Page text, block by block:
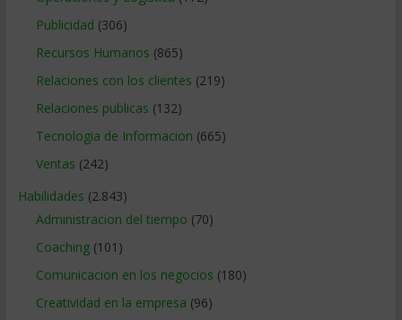
Publicidad (306)
Recursos Humanos (865)
Relaciones con los clientes (219)
Relaciones publicas (132)
Tecnologia de Informacion (665)
Ventas (242)
Habilidades (2.843)
Administracion del tiempo (70)
Coaching(101)
Comunicacion en los negocios (180)
Creatividad en la empresa (96)